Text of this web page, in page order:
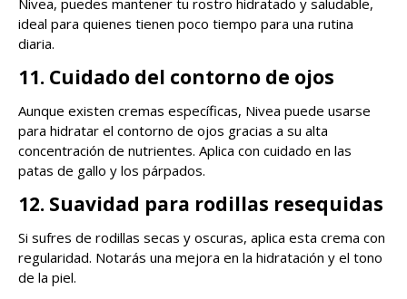
Nivea, puedes mantener tu rostro hidratado y saludable,
ideal para quienes tienen poco tiempo para una rutina
diaria.
11. Cuidado del contorno de ojos
Aunque existen cremas específicas, Nivea puede usarse
para hidratar el contorno de ojos gracias a su alta
concentración de nutrientes. Aplica con cuidado en las
patas de gallo y los párpados.
12. Suavidad para rodillas resequidas
Si sufres de rodillas secas y oscuras, aplica esta crema con
regularidad. Notarás una mejora en la hidratación y el tono
de la piel.